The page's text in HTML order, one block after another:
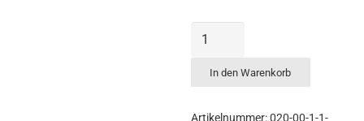
Massivholz
Menge
In den Warenkorb